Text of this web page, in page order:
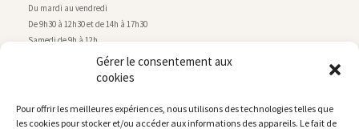
Gérer le consentement aux
cookies
Pour offrir les meilleures expériences, nous utilisons des technologies telles que
les cookies pour stocker et/ou accéder aux informations des appareils. Le fait de
Du mardi au vendredi
De 9h30 à 12h30 et de 14h à 17h30
Samedi de 9h à 12h
Service technique
rue de Montry–77700 Chessy